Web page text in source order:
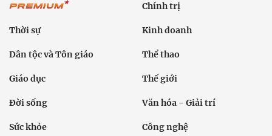
Chính trị
Thời sự Kinh doanh
Dân tộc và Tôn giáo Thể thao
Giáo dục Thế giới
Đời sống Văn hóa - Giải trí
Sức khỏe Công nghệ